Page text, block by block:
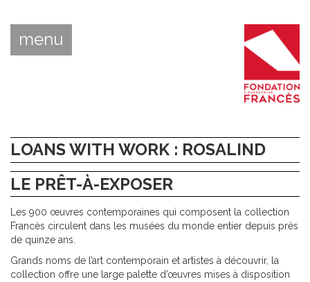
menu
LOANS WITH WORK : ROSALIND
LE PRÊT-À-EXPOSER
Les 900 œuvres contemporaines qui composent la collection
Francès circulent dans les musées du monde entier depuis près
de quinze ans.
Grands noms de l’art contemporain et artistes à découvrir, la
collection offre une large palette d’œuvres mises à disposition